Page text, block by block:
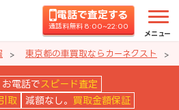
電話で査定する
通話料無料 8:00~22:00
メニュー
東京都の車買取ならカーネクスト
の車買取ならカ
お電話で スピード査定
取 減額なし。 買取金額保証